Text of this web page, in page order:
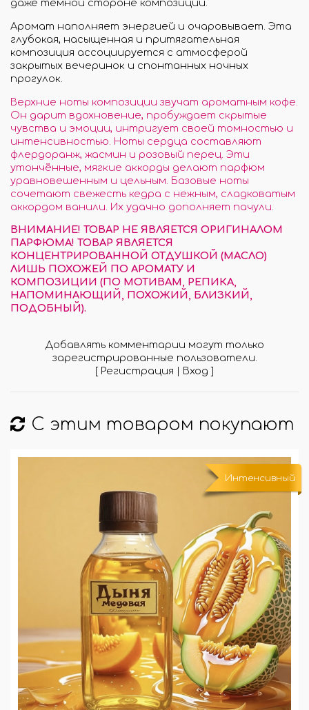
даже темной стороне композиции.
Аромат наполняет энергией и очаровывает. Эта
глубокая, насыщенная и притягательная
композиция ассоциируется с атмосферой
закрытых вечеринок и спонтанных ночных
прогулок.
Верхние ноты композиции звучат ароматным кофе.
Он дарит вдохновение, пробуждает скрытые
чувства и эмоции, интригует своей томностью и
интенсивностью. Ноты сердца составляют
флердоранж, жасмин и розовый перец. Эти
утончённые, мягкие аккорды делают парфюм
уравновешенным и цельным. Базовые ноты
сочетают свежесть кедра с нежным, сладковатым
аккордом ванили. Их удачно дополняет пачули.
ВНИМАНИЕ! ТОВАР НЕ ЯВЛЯЕТСЯ ОРИГИНАЛОМ
ПАРФЮМА! ТОВАР ЯВЛЯЕТСЯ
КОНЦЕНТРИРОВАННОЙ ОТДУШКОЙ (МАСЛО)
ЛИШЬ ПОХОЖЕЙ ПО АРОМАТУ И
КОМПОЗИЦИИ (ПО МОТИВАМ, РЕПИКА,
НАПОМИНАЮЩИЙ, ПОХОЖИЙ, БЛИЗКИЙ,
ПОДОБНЫЙ).
Добавлять комментарии могут только
зарегистрированные пользователи.
[ Регистрация | Вход ]
С этим товаром покупают
Интенсивный